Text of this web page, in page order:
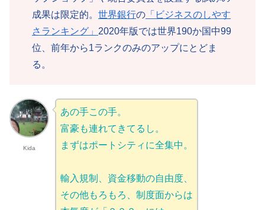
成果は限定的。 世界銀行の 「ビジネスのしやす
さランキング」 2020年版では世界190か国中99
位、前年から1ランクのみのアップにとどま
る。
Kida
あの手この手。
富豪も連れてきてるし。
まずはポートシティに全集中。
輸入規制、資金移動の自由度、
その他もろもろ、制度面からは